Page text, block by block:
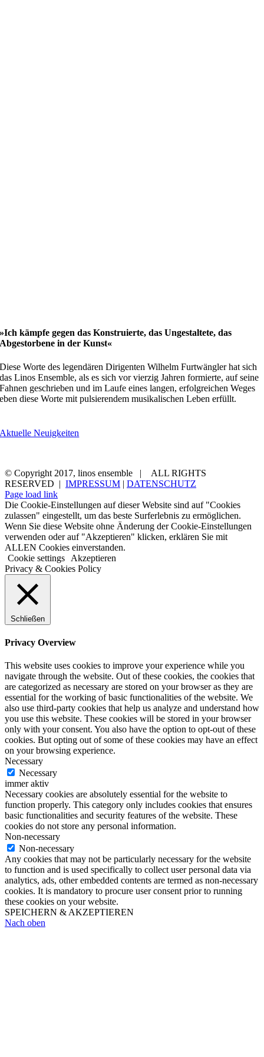
»Ich kämpfe gegen das Konstruierte, das Ungestaltete, das
Abgestorbene in der Kunst«
Diese Worte des legendären Dirigenten Wilhelm Furtwängler hat sich
das Linos Ensemble, als es sich vor vierzig Jahren formierte, auf seine
Fahnen geschrieben und im Laufe eines langen, erfolgreichen Weges
eben diese Worte mit pulsierendem musikalischen Leben erfüllt.
Aktuelle Neuigkeiten
© Copyright 2017, linos ensemble | ALL RIGHTS
RESERVED | IMPRESSUM | DATENSCHUTZ
Page load link
Die Cookie-Einstellungen auf dieser Website sind auf "Cookies
zulassen" eingestellt, um das beste Surferlebnis zu ermöglichen.
Wenn Sie diese Website ohne Änderung der Cookie-Einstellungen
verwenden oder auf "Akzeptieren" klicken, erklären Sie mit
ALLEN Cookies einverstanden.
Cookie settings
Akzeptieren
Privacy & Cookies Policy
Schließen
Privacy Overview
This website uses cookies to improve your experience while you
navigate through the website. Out of these cookies, the cookies that
are categorized as necessary are stored on your browser as they are
essential for the working of basic functionalities of the website. We
also use third-party cookies that help us analyze and understand how
you use this website. These cookies will be stored in your browser
only with your consent. You also have the option to opt-out of these
cookies. But opting out of some of these cookies may have an effect
on your browsing experience.
Necessary
Necessary
immer aktiv
Necessary cookies are absolutely essential for the website to
function properly. This category only includes cookies that ensures
basic functionalities and security features of the website. These
cookies do not store any personal information.
Non-necessary
Non-necessary
Any cookies that may not be particularly necessary for the website
to function and is used specifically to collect user personal data via
analytics, ads, other embedded contents are termed as non-necessary
cookies. It is mandatory to procure user consent prior to running
these cookies on your website.
SPEICHERN & AKZEPTIEREN
Nach oben